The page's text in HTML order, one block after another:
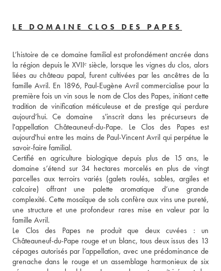
LE DOMAINE CLOS DES PAPES
L’histoire de ce domaine familial est profondément ancrée dans
la région depuis le XVIIᵉ siècle, lorsque les vignes du clos, alors
liées au château papal, furent cultivées par les ancêtres de la
famille Avril. En 1896, Paul-Eugène Avril commercialise pour la
première fois un vin sous le nom de Clos des Papes, initiant cette
tradition de vinification méticuleuse et de prestige qui perdure
aujourd’hui. Ce domaine  s'inscrit dans les précurseurs de
l'appellation Châteauneuf-du-Pape. Le Clos des Papes est
aujourd'hui entre les mains de Paul-Vincent Avril qui perpétue le
savoir-faire familial.
Certifié en agriculture biologique depuis plus de 15 ans, le
domaine s’étend sur 34 hectares morcelés en plus de vingt
parcelles aux terroirs variés (galets roulés, sables, argiles et
calcaire) offrant une palette aromatique d’une grande
complexité. Cette mosaïque de sols confère aux vins une pureté,
une structure et une profondeur rares mise en valeur par la
famille Avril.
Le Clos des Papes ne produit que deux cuvées : un
Châteauneuf-du-Pape rouge et un blanc, tous deux issus des 13
cépages autorisés par l’appellation, avec une prédominance de
grenache dans le rouge et un assemblage harmonieux de six